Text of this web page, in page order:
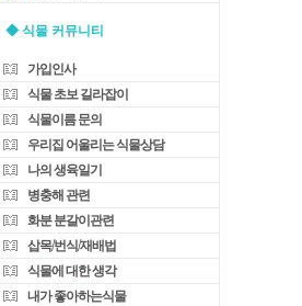
◆ 식물 커뮤니티
가입인사
식물 초보 길라잡이
식물이름 문의
우리집 어울리는 식물상담
나의 생육일기
병충해 관련
화분 분갈이관련
삽목/번식/재배법
식물에 대한 생각
내가 좋아하는식물